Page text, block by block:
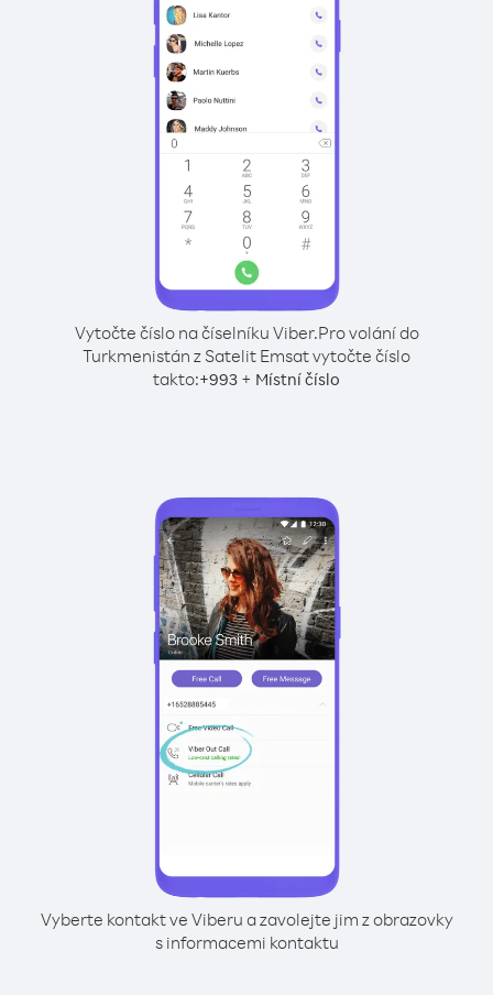
Vytočte číslo na číselníku Viber.Pro volání do
Turkmenistán z Satelit Emsat vytočte číslo
takto:+993 + Místní číslo
Vyberte kontakt ve Viberu a zavolejte jim z obrazovky
s informacemi kontaktu